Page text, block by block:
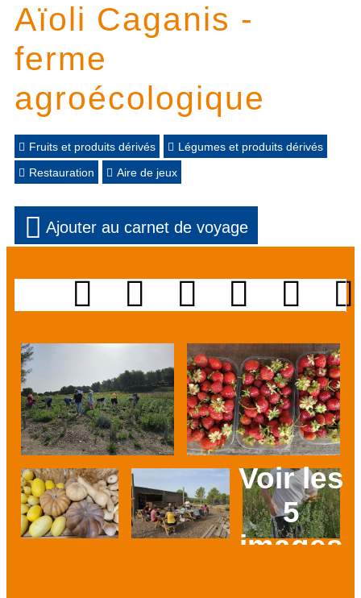
Aïoli Caganis -
ferme
agroécologique
Fruits et produits dérivés
Légumes et produits dérivés
Restauration
Aire de jeux
Ajouter au carnet de voyage
Voir les
5
images